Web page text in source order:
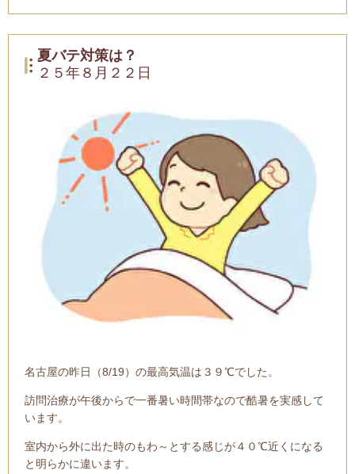
夏バテ対策は？
２５年８月２２日
名古屋の昨日（8/19）の最高気温は３９℃でした。
訪問治療が午後からで一番暑い時間帯なので酷暑を実感して
います。
室内から外に出た時のもわ～とする感じが４０℃近くになる
と明らかに違います。